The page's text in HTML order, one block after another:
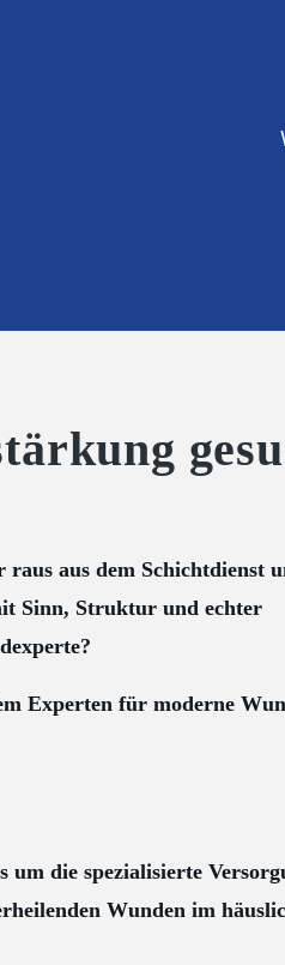
raus aus dem Schichtdienst
Sinn, Struktur und echter
Experten für moderne
um die spezialisierte
Wunden im